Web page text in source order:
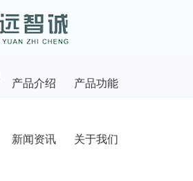
产品介绍 产品功能
新闻资讯 关于我们